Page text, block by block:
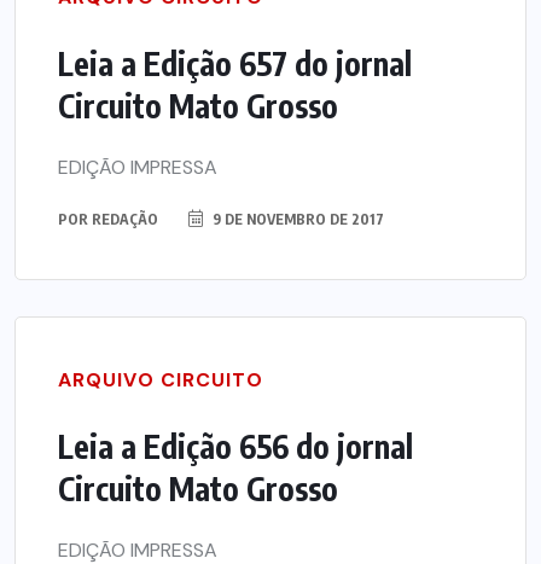
Leia a Edição 657 do jornal
Circuito Mato Grosso
EDIÇÃO IMPRESSA
POR REDAÇÃO 9 DE NOVEMBRO DE 2017
ARQUIVO CIRCUITO
Leia a Edição 656 do jornal
Circuito Mato Grosso
EDIÇÃO IMPRESSA